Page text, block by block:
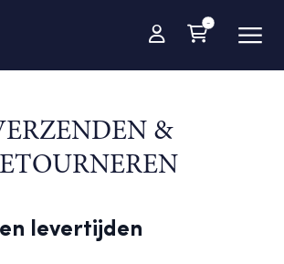
-
&
levertijden